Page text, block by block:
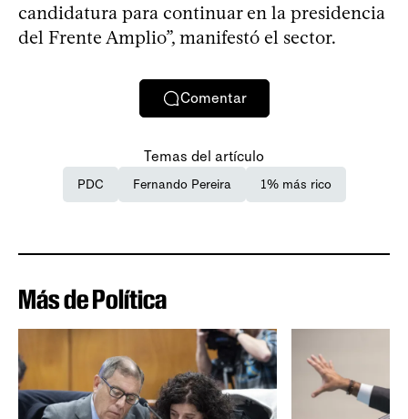
candidatura para continuar en la presidencia
del Frente Amplio”, manifestó el sector.
Comentar
Temas del artículo
PDC Fernando Pereira 1% más rico
Más de Política